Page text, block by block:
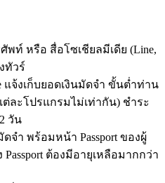
พท์ หรือ สื่อโซเชียลมีเดีย (Line,
ทัวร์
แจ้งเก็บยอดเงินมัดจำ ขั้นต่ำท่าน
ต่ละโปรแกรมไม่เท่ากัน) ชำระ
วัน
จำ พร้อมหน้า Passport ของผู้
ต้องมีอายุเหลือมากกว่า